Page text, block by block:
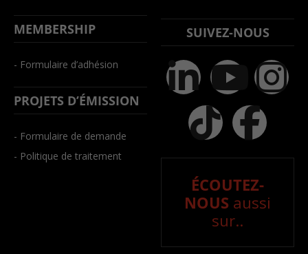
MEMBERSHIP
- Formulaire d’adhésion
PROJETS D’ÉMISSION
- Formulaire de demande
- Politique de traitement
SUIVEZ-NOUS
ÉCOUTEZ-
NOUS aussi
sur..